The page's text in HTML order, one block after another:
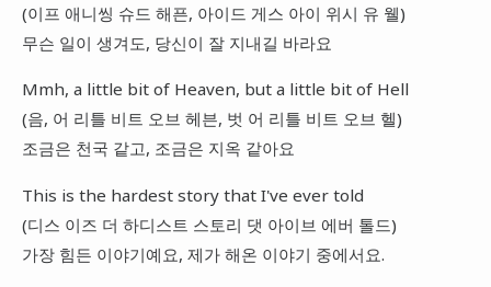
(이프 애니씽 슈드 해픈, 아이드 게스 아이 위시 유 웰)
무슨 일이 생겨도, 당신이 잘 지내길 바라요
Mmh, a little bit of Heaven, but a little bit of Hell
(음, 어 리틀 비트 오브 헤븐, 벗 어 리틀 비트 오브 헬)
조금은 천국 같고, 조금은 지옥 같아요
This is the hardest story that I've ever told
(디스 이즈 더 하디스트 스토리 댓 아이브 에버 톨드)
가장 힘든 이야기예요, 제가 해온 이야기 중에서요.